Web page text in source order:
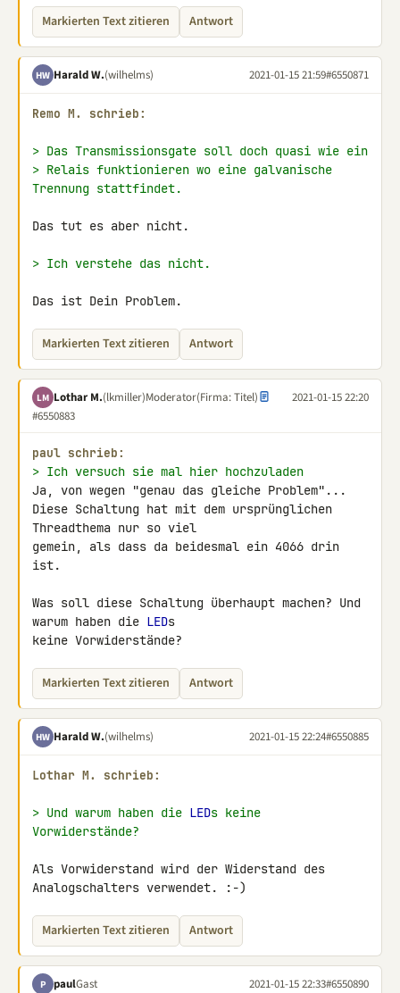
Markierten Text zitieren Antwort
HW Harald W.(wilhelms) 2021-01-15 21:59#6550871
Remo M. schrieb:
> Das Transmissionsgate soll doch quasi wie ein
> Relais funktionieren wo eine galvanische
Trennung stattfindet.
Das tut es aber nicht.
> Ich verstehe das nicht.
Das ist Dein Problem.
Markierten Text zitieren Antwort
LM Lothar M.(lkmiller)Moderator(Firma: Titel)
2021-01-15 22:20
#6550883
paul schrieb:
> Ich versuch sie mal hier hochzuladen
Ja, von wegen "genau das gleiche Problem"...
Diese Schaltung hat mit dem ursprünglichen
Threadthema nur so viel
gemein, als dass da beidesmal ein 4066 drin
ist.
Was soll diese Schaltung überhaupt machen? Und
warum haben die LEDs
keine Vorwiderstände?
Markierten Text zitieren Antwort
HW Harald W.(wilhelms) 2021-01-15 22:24#6550885
Lothar M. schrieb:
> Und warum haben die LEDs keine
Vorwiderstände?
Als Vorwiderstand wird der Widerstand des
Analogschalters verwendet. :-)
Markierten Text zitieren Antwort
P paulGast 2021-01-15 22:33#6550890